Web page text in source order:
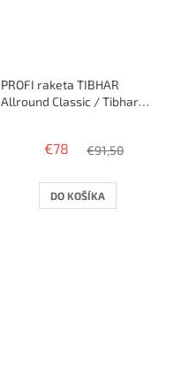
PROFI raketa TIBHAR
Allround Classic / Tibhar
€78 €91,50
DO KOŠÍKA